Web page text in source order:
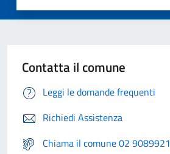
Contatta il comune
Leggi le domande frequenti
Richiedi Assistenza
Chiama il comune 02 9089921